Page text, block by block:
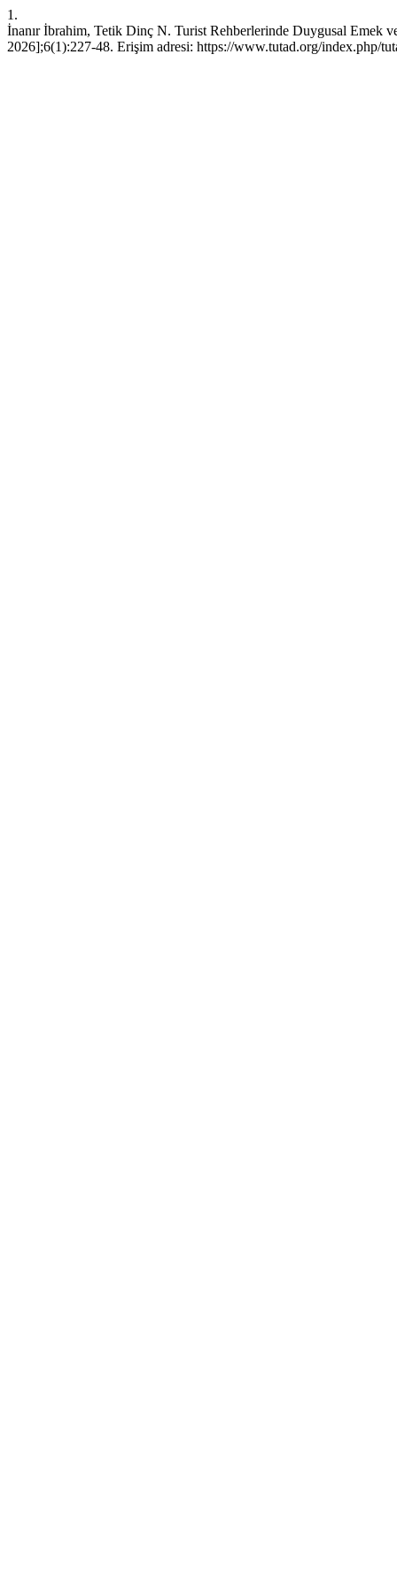
1.
İnanır İbrahim, Tetik Dinç N. Turist Rehberlerinde Duygusal Emek
2026];6(1):227-48. Erişim adresi: https://www.tutad.org/index.php/